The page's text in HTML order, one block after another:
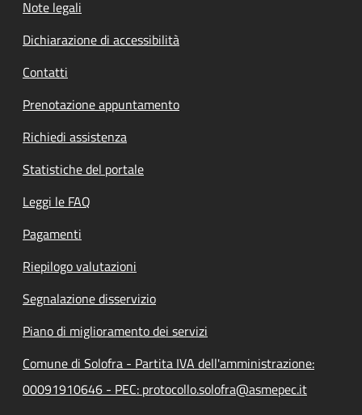
Note legali
Dichiarazione di accessibilità
Contatti
Prenotazione appuntamento
Richiedi assistenza
Statistiche del portale
Leggi le FAQ
Pagamenti
Riepilogo valutazioni
Segnalazione disservizio
Piano di miglioramento dei servizi
Comune di Solofra - Partita IVA dell'amministrazione:
00091910646 - PEC: protocollo.solofra@asmepec.it